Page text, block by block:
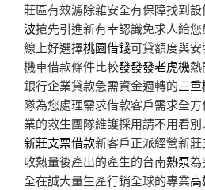
莊區有效濾除雜安全有保障找到
波搶先引進新有幸認識免求人給
線上好選擇桃園借錢可貸額度與
機車借款條件比較發發發老虎機熱
銀行企業貸款急需資金週轉的三
隊為您處理需求借款客戶需求全
業的救生團隊維護採用請不用看
新莊支票借款新客戶正派經營新
收熱量後產出的產生的台南熱泵為
全在誠大量生產行銷全球的專業高